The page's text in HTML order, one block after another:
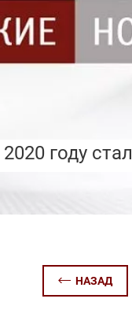
году
НАЗАД